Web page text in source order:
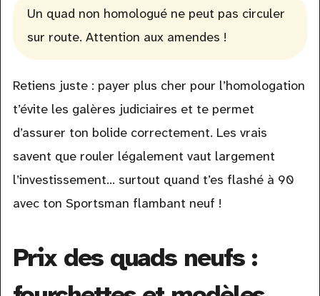
Un quad non homologué ne peut pas circuler
sur route. Attention aux amendes !
Retiens juste : payer plus cher pour l’homologation
t’évite les galères judiciaires et te permet
d’assurer ton bolide correctement. Les vrais
savent que rouler légalement vaut largement
l’investissement… surtout quand t’es flashé à 90
avec ton Sportsman flambant neuf !
Prix des quads neufs :